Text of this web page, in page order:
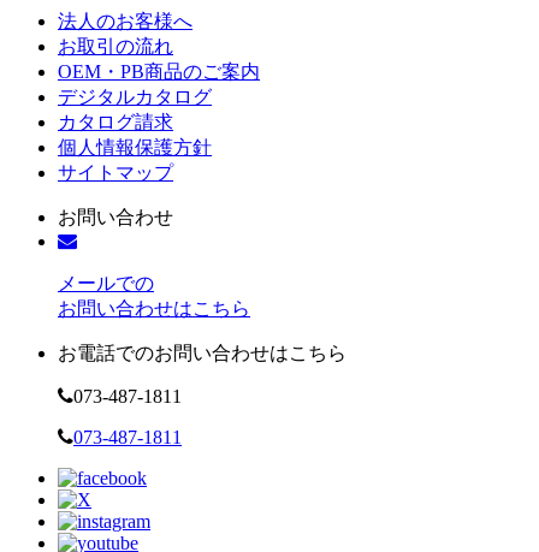
法人のお客様へ
お取引の流れ
OEM・PB商品のご案内
デジタルカタログ
カタログ請求
個人情報保護方針
サイトマップ
お問い合わせ
メールでの
お問い合わせはこちら
お電話でのお問い合わせはこちら
073-487-1811
073-487-1811